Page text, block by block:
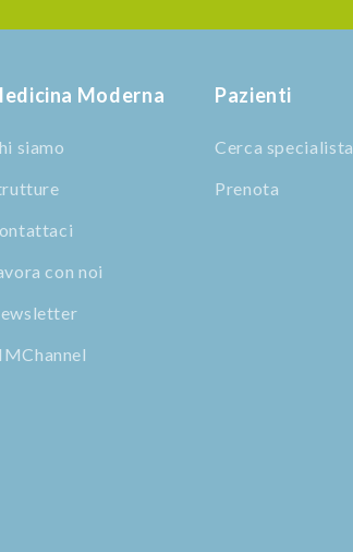
Moderna
siamo
con noi
Pazienti
Cerca specialista
Prenota